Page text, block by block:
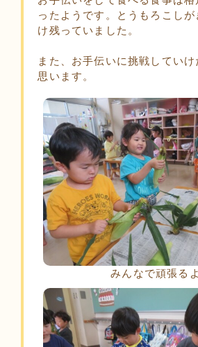
ったようです。とうもろこし
け残っていました。
また、お手伝いに挑戦していけ
思います。
みんなで頑張るよ